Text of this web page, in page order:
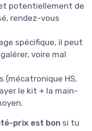
potentiellement de
rendez-vous
spécifique, il peut
voire mal
(mécatronique HS,
le kit + la main-
prix est bon si tu